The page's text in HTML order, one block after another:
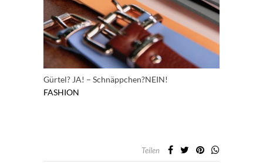
Gürtel? JA! – Schnäppchen?NEIN!
FASHION
Teilen